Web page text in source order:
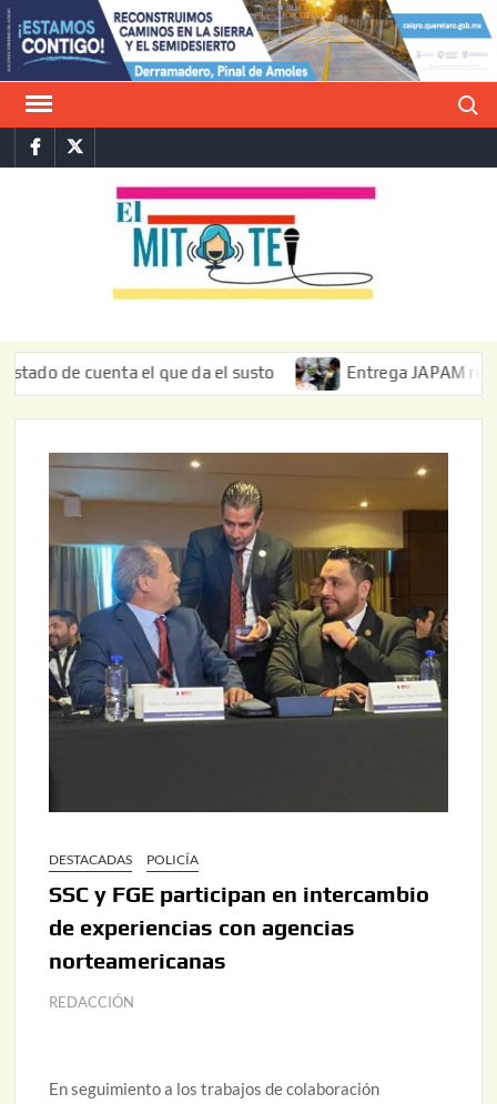
Saltar
al
contenido
FacebookTwitter
cuenta el que da el susto Entrega JAPAM
DESTACADAS POLICÍA
SSC y FGE participan en intercambio
de experiencias con agencias
norteamericanas
REDACCIÓN
En seguimiento a los trabajos de colaboración